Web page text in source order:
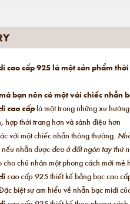
cao cấp 925 là một sản phẩm
bạn nên có một vài chiếc nhẫn
cao cấplà một trong những xu
hợp thời trang hơn và sành điệu hơn
với một chiếc nhẫn thông thường.
nhẫn đượcđeo ở đốt ngón tay thứ
cho chủ nhân một phong cách mới mẻ
cao cấp 925thiết kế bằng bạc cao
biệt sự am hiểu về nhẫn bạc midi